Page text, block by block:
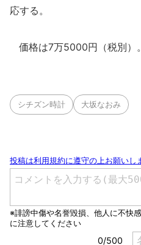
応する。
価格は7万5000円（税別）。
シチズン時計 大坂なおみ